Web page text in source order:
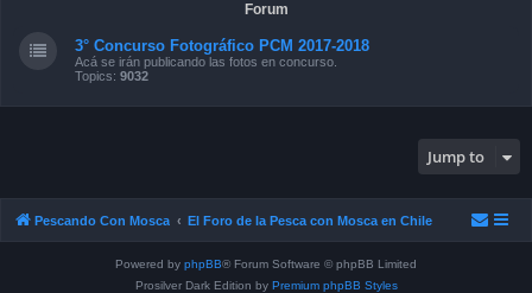
Forum
3° Concurso Fotográfico PCM 2017-2018
Acá se irán publicando las fotos en concurso.
Topics: 9032
Jump to
Pescando Con Mosca El Foro de la Pesca con Mosca en Chile
Powered by phpBB® Forum Software © phpBB Limited
Prosilver Dark Edition by Premium phpBB Styles